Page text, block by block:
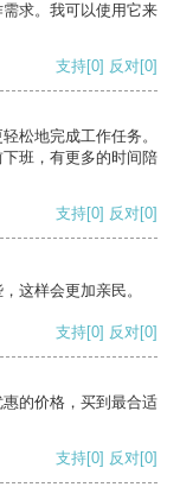
求。我可以使用它来
支持[0] 反对[0]
松地完成工作任务。
班，有更多的时间陪
支持[0] 反对[0]
这样会更加亲民。
支持[0] 反对[0]
的价格，买到最合适
支持[0] 反对[0]